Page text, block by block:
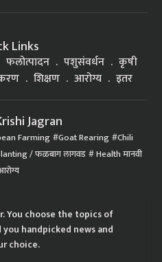
Links
फलोत्पादन पशुसंवर्धन
कृषी
शिक्षण आरोग्य इतर
Jagran
Farming Goat Rearing Chili
/ फळबाग लागवड Health मानवी
You choose the topics of
handpicked news and
choice.